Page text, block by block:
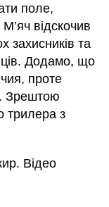
поле,
відскочив
захисників та
Додамо, що
проте
Зрештою
трилера з
Відео